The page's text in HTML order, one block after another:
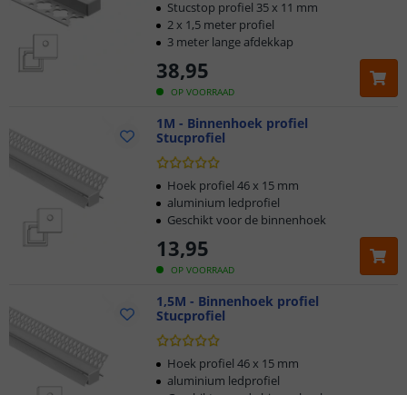
OP VOORRAAD
38,95
Stucstop profiel 35 x 11 mm
2 x 1,5 meter profiel
3 meter lange afdekkap
1M - Binnenhoek profiel
Stucprofiel
OP VOORRAAD
13,95
Hoek profiel 46 x 15 mm
aluminium ledprofiel
Geschikt voor de binnenhoek
1,5M - Binnenhoek profiel
Stucprofiel
Hoek profiel 46 x 15 mm
aluminium ledprofiel